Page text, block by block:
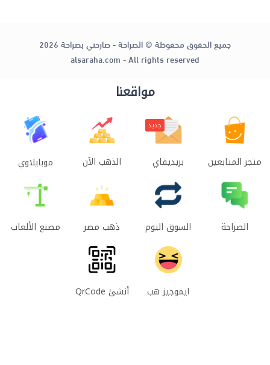
جميع الحقوق محفوظة © الصراحة - صارحني بصراحة 2026
alsaraha.com - All rights reserved